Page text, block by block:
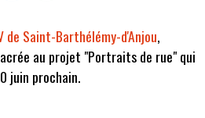
de Saint-Barthélémy-d'Anjou,
au projet "Portraits de rue" qui
juin prochain.